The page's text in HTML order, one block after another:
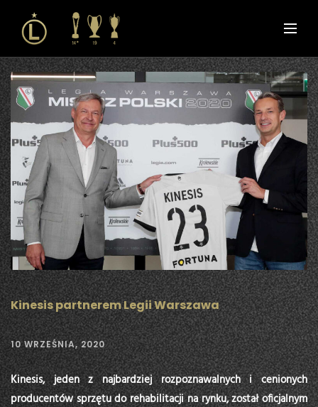
Kinesis partnerem Legii Warszawa
10 WRZEŚNIA, 2020
Kinesis, jeden z najbardziej rozpoznawalnych i cenionych
producentów sprzętu do rehabilitacji na rynku, został oficjalnym